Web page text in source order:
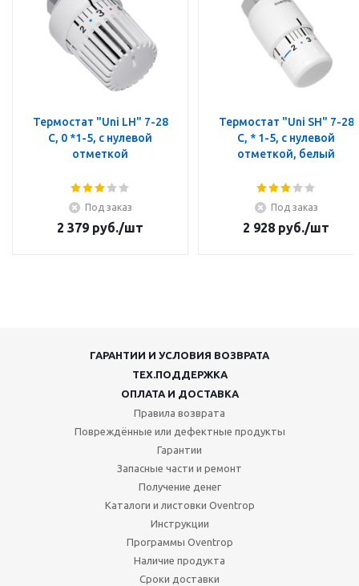
Термостат "Uni LH" 7-28
C, 0 *1-5, с нулевой
отметкой
Под заказ
2 379 руб./шт
Термостат "Uni SH" 7-28
C, * 1-5, с нулевой
отметкой, белый
Под заказ
2 928 руб./шт
ГАРАНТИИ И УСЛОВИЯ ВОЗВРАТА
ТЕХ.ПОДДЕРЖКА
ОПЛАТА И ДОСТАВКА
Правила возврата
Повреждённые или дефектные продукты
Гарантии
Запасные части и ремонт
Получение денег
Каталоги и листовки Oventrop
Инструкции
Программы Oventrop
Наличие продукта
Сроки доставки